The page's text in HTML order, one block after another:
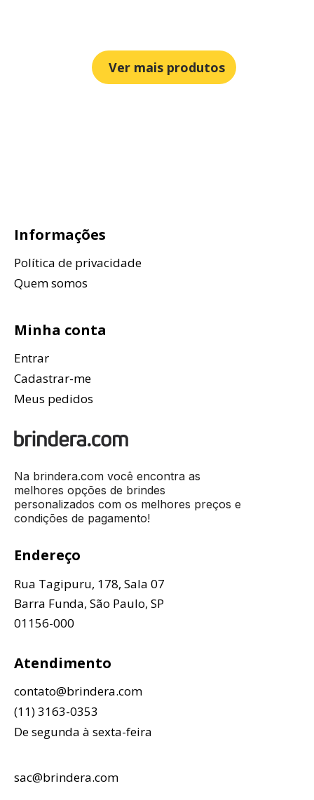
Ver mais produtos
Informações
Política de privacidade
Quem somos
Minha conta
Entrar
Cadastrar-me
Meus pedidos
Na brindera.com você encontra as
melhores opções de brindes
personalizados com os melhores preços e
condições de pagamento!
Endereço
Rua Tagipuru, 178, Sala 07
Barra Funda, São Paulo, SP
01156-000
Atendimento
contato@brindera.com
(11) 3163-0353
De segunda à sexta-feira
sac@brindera.com